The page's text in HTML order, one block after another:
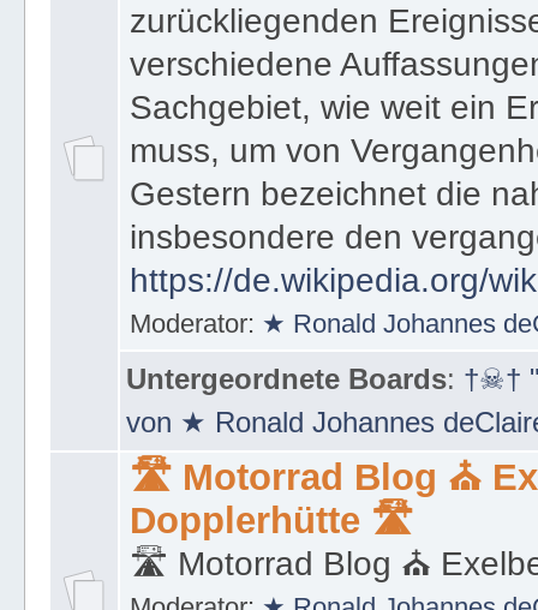
zurückliegenden
verschiedene
Sachgebiet, wie weit ein
muss, um von
Gestern bezeichnet die
insbesondere den
https://de.wikipedia.org/
Moderator: ★ Ronald Johannes
Untergeordnete Boards: †☠†
von ★ Ronald Johannes
🛣 Motorrad Blog ⛪
Dopplerhütte 🛣
🛣 Motorrad Blog ⛪